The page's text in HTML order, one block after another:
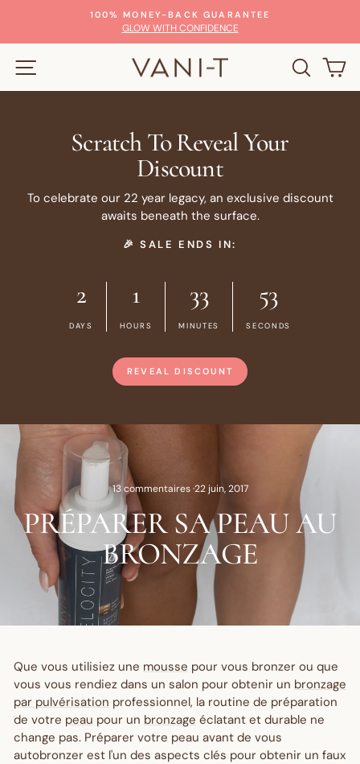
contenu
Diaporama
100% MONEY-BACK GUARANTEE
GLOW WITH CONFIDENCE
Scratch To Reveal Your
Discount
To celebrate our 22 year legacy, an exclusive discount
awaits beneath the surface.
🎉 SALE ENDS IN:
2
DAYS
1
HOURS
33
MINUTES
52
SECONDS
REVEAL DISCOUNT
13 commentaires·22 juin, 2017
PRÉPARER SA PEAU AU
BRONZAGE
Que vous utilisiez une mousse pour vous bronzer ou que
vous vous rendiez dans un salon pour obtenir un bronzage
par pulvérisation professionnel, la routine de préparation
de votre peau pour un bronzage éclatant et durable ne
change pas. Préparer votre peau avant de vous
autobronzer est l'un des aspects clés pour obtenir un faux